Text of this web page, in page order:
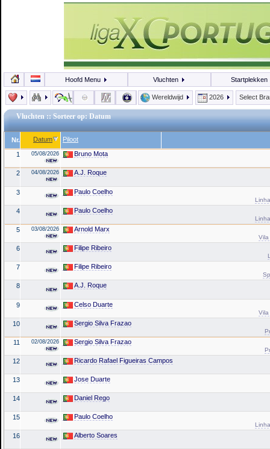
Hoofd Menu Vluchten Startplekken
Wereldwijd 2026 Select
Vluchten :: Sorteer op: Datum
Nr. Datum Piloot
1 05/08/2026 Bruno Mota
2 04/08/2026 A.J. Roque
3 Paulo Coelho
4 Paulo Coelho
5 03/08/2026 Arnold Marx
Vila
6 Filipe Ribeiro
7 Filipe Ribeiro
8 A.J. Roque
9 Celso Duarte
Vila
10 Sergio Silva Frazao
11 02/08/2026 Sergio Silva Frazao
12 Ricardo Rafael Figueiras Campos
13 Jose Duarte
14 Daniel Rego
15 Paulo Coelho
16 Alberto Soares